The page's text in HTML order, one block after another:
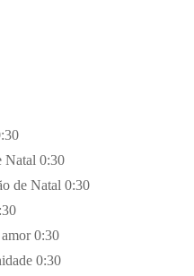
Natal 0:30
de Natal 0:30
0:30
0:30